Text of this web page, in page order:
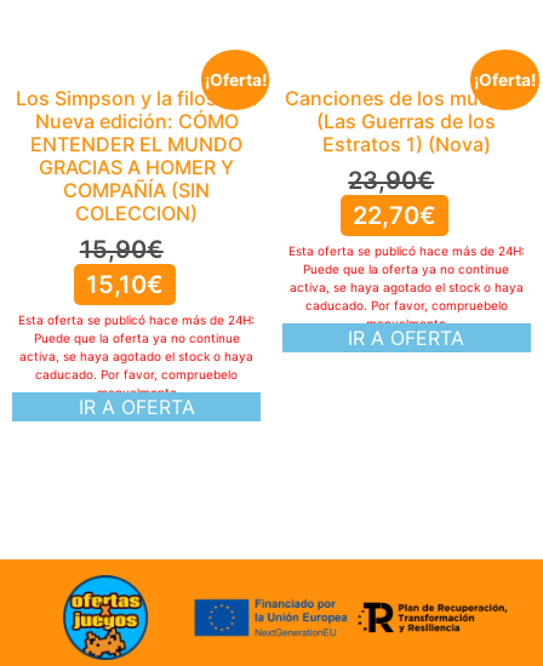
¡Oferta!
Los Simpson y la filosofía.
Nueva edición: CÓMO
ENTENDER EL MUNDO
GRACIAS A HOMER Y
COMPAÑÍA (SIN
COLECCION)
15,90€
15,10€
IR A OFERTA
Esta oferta se publicó hace más de 24H:
Puede que la oferta ya no continue
activa, se haya agotado el stock o haya
caducado. Por favor, compruebelo
manualmente
¡Oferta!
Canciones de los muertos
(Las Guerras de los
Estratos 1) (Nova)
23,90€
22,70€
IR A OFERTA
Esta oferta se publicó hace más de 24H:
Puede que la oferta ya no continue
activa, se haya agotado el stock o haya
caducado. Por favor, compruebelo
manualmente